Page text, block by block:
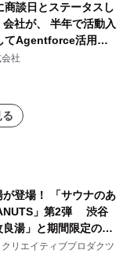
商談日とステータスし
社が、 半年で活動入
てAgentforce活用へ
事例公開
社
が登場！ 「サウナのあ
」第2弾 渋谷
湯」と期間限定のコ
サウナイキタイコラ
リエイティブプロダクツ